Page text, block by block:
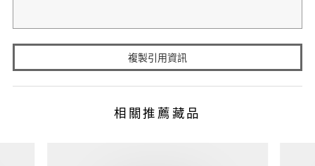
複製引用資訊
相關推薦藏品